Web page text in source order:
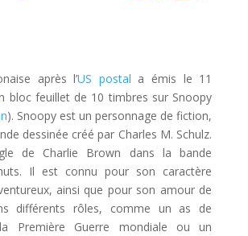
après l’US postal a émis le 11
bloc feuillet de 10 timbres sur Snoopy
). Snoopy est un personnage de fiction,
dessinée créé par Charles M. Schulz.
de Charlie Brown dans la bande
Il est connu pour son caractère
ainsi que pour son amour de
différents rôles, comme un as de
Première Guerre mondiale ou un